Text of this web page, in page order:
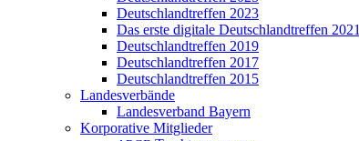
Deutschlandtreffen 2023
Das erste digitale Deutschlandtreffen 2021
Deutschlandtreffen 2019
Deutschlandtreffen 2017
Deutschlandtreffen 2015
Landesverbände
Landesverband Bayern
Korporative Mitglieder